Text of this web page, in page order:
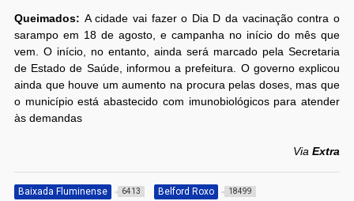
Queimados: A cidade vai fazer o Dia D da vacinação contra o
sarampo em 18 de agosto, e campanha no início do mês que
vem. O início, no entanto, ainda será marcado pela Secretaria
de Estado de Saúde, informou a prefeitura. O governo explicou
ainda que houve um aumento na procura pelas doses, mas que
o município está abastecido com imunobiológicos para atender
às demandas
ViaExtra
Baixada Fluminense 6413 Belford Roxo 18499